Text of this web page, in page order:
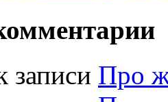
записи Про